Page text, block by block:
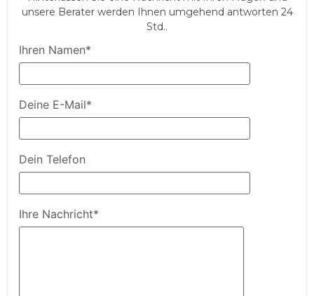
unsere Berater werden Ihnen umgehend antworten 24
Std..
Ihren Namen*
Deine E-Mail*
Dein Telefon
Ihre Nachricht*